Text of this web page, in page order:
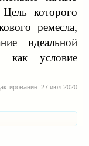
которого
ремесла,
идеальной
как условие
27 июл 2020